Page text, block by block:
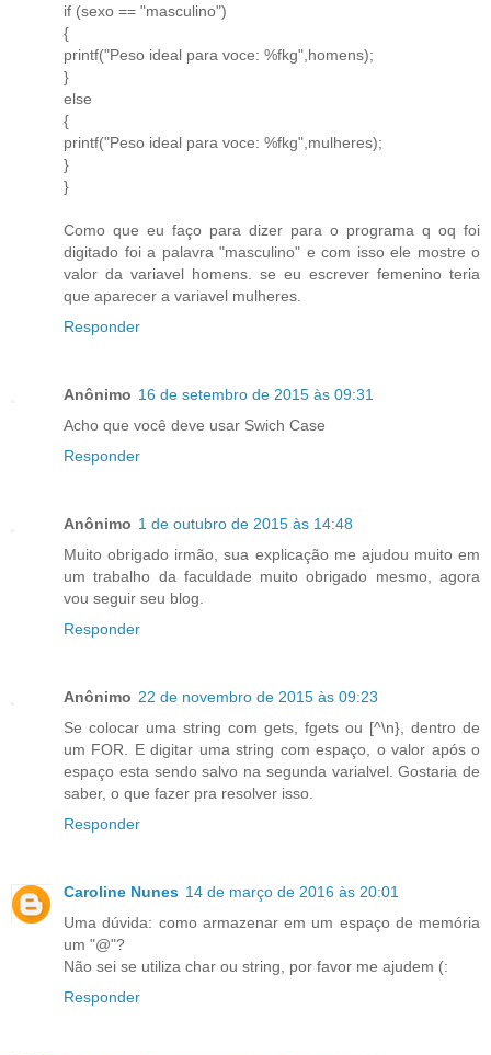
if (sexo == "masculino")
{
printf("Peso ideal para voce: %fkg",homens);
}
else
{
printf("Peso ideal para voce: %fkg",mulheres);
}
}
Como que eu faço para dizer para o programa q oq foi
digitado foi a palavra "masculino" e com isso ele mostre o
valor da variavel homens. se eu escrever femenino teria
que aparecer a variavel mulheres.
Responder
Anônimo 16 de setembro de 2015 às 09:31
Acho que você deve usar Swich Case
Responder
Anônimo 1 de outubro de 2015 às 14:48
Muito obrigado irmão, sua explicação me ajudou muito em
um trabalho da faculdade muito obrigado mesmo, agora
vou seguir seu blog.
Responder
Anônimo 22 de novembro de 2015 às 09:23
Se colocar uma string com gets, fgets ou [^\n}, dentro de
um FOR. E digitar uma string com espaço, o valor após o
espaço esta sendo salvo na segunda varialvel. Gostaria de
saber, o que fazer pra resolver isso.
Responder
Caroline Nunes 14 de março de 2016 às 20:01
Uma dúvida: como armazenar em um espaço de memória
um "@"?
Não sei se utiliza char ou string, por favor me ajudem (:
Responder